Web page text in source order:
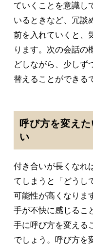
ていくことを意識し
いるときなど、冗談
前を入れていくと、
ります。次の会話の
どしながら、少しず
替えることができる
呼び方を変え
い
付き合いが長くなれ
てしまうと「どうし
可能性が高くなりま
手が不快に感じるこ
手に呼び方を変える
でしょう。呼び方を